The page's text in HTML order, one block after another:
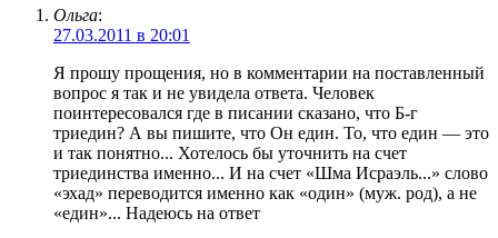
Ольга:
27.03.2011 в 20:01
Я прошу прощения, но в комментарии на поставленный
вопрос я так и не увидела ответа. Человек
поинтересовался где в писании сказано, что Б-г
триедин? А вы пишите, что Он един. То, что един — это
и так понятно... Хотелось бы уточнить на счет
триединства именно... И на счет «Шма Исраэль...» слово
«эхад» переводится именно как «один» (муж. род), а не
«един»... Надеюсь на ответ